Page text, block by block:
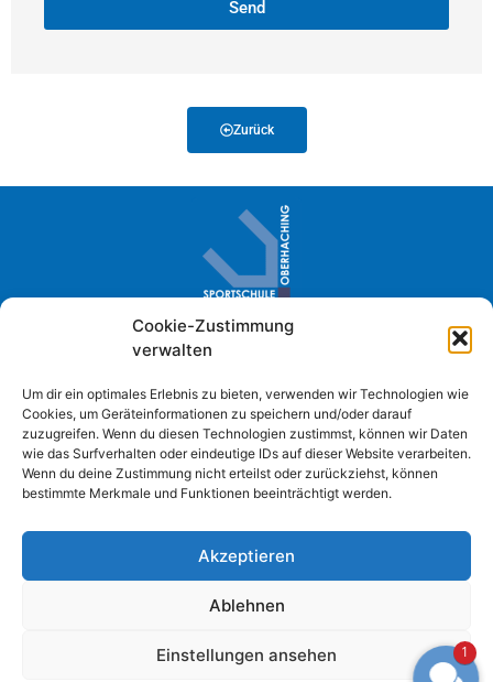
Cookie-Zustimmung
verwalten
Um dir ein optimales Erlebnis zu bieten, verwenden wir Technologien wie
Cookies, um Geräteinformationen zu speichern und/oder darauf
zuzugreifen. Wenn du diesen Technologien zustimmst, können wir Daten
wie das Surfverhalten oder eindeutige IDs auf dieser Website verarbeiten.
Wenn du deine Zustimmung nicht erteilst oder zurückziehst, können
bestimmte Merkmale und Funktionen beeinträchtigt werden.
Akzeptieren
Ablehnen
Einstellungen ansehen
Send
Zurück
Sportschule Oberhaching · Im Loh 2
+49 (0) 89 61384-0
info@sportschule-oberhaching.de
Impressum
Datenschutzerklärung
Barrierefreiheitserklärung
1